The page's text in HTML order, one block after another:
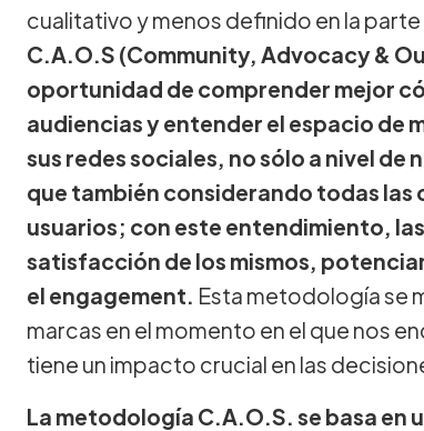
cualitativo y menos definido en la
C.A.O.S (Community, Advocacy &
oportunidad de comprender mejor
audiencias y entender el espacio de
sus redes sociales, no sólo a nivel
que también considerando todas
usuarios; con este entendimiento,
satisfacción de los mismos,
el engagement. Esta metodología se
marcas en el momento en el que nos
tiene un impacto crucial en las
La metodología C.A.O.S. se basa en